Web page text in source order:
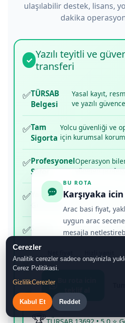
ulaşılabilir destek, lisans,
dakika
✓ Yazılı teyitli ve
transferi
✅TÜRSAB
Belgesi
Yasal kayıt,
ve yazılı güvence
✅Tam
Sigorta
Yolcu güvenliği ve
için kurumsal
✅Profesyonel
Şoför
Operasyon
yöneten
✅Yasal
Güvence
Denetlenebilir
ulaşılabilir resmi
✅Şeffaf
Operasyon
Yazılı fiyat
adımı ve açık
✅Müşteri
Yorumları
Google 5+
Transferiste
BU ROTA
Karşıyaka
Arac basi fiyat,
uygun arac
mesajla
Cerezler
Analitik cerezler sadece onayinizla
Cerez Politikasi.
GizlilikCerezler
Kabul Et Reddet